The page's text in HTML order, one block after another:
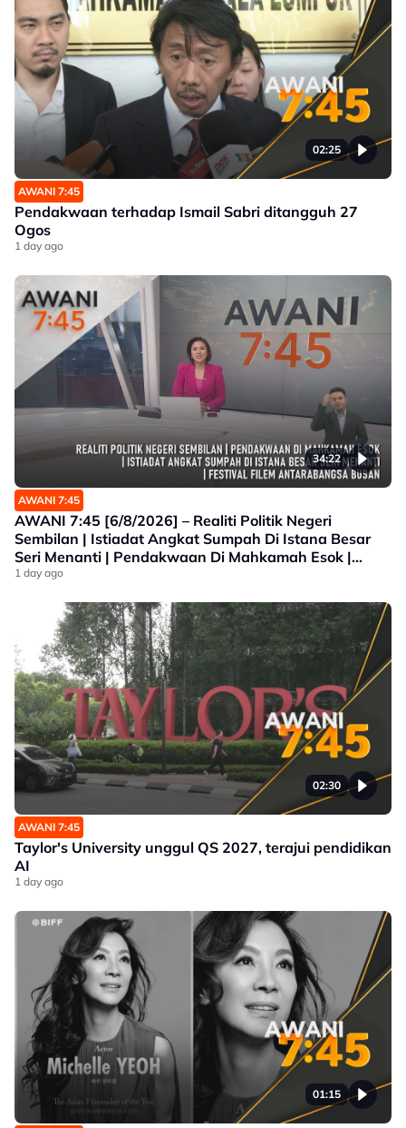
02:25
AWANI 7:45
Pendakwaan terhadap Ismail Sabri ditangguh 27
Ogos
1 day ago
34:22
AWANI 7:45
AWANI 7:45 [6/8/2026] – Realiti Politik Negeri
Sembilan | Istiadat Angkat Sumpah Di Istana Besar
Seri Menanti | Pendakwaan Di Mahkamah Esok |
Festival Filem Antarabangsa Busan
1 day ago
02:30
AWANI 7:45
Taylor's University unggul QS 2027, terajui pendidikan
AI
1 day ago
01:15